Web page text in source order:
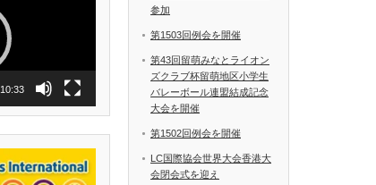
10:33
参加
第1503回例会を開催
第43回留萌みなとライオン
ズクラブ杯留萌地区小学生
バレーボール連盟結成記念
大会を開催
第1502回例会を開催
LC国際協会世界大会香港大
会閉会式を迎え